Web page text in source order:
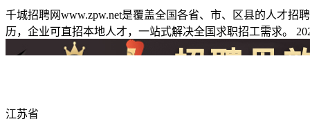
千城招聘网www.zpw.net是覆盖全国各省、市、区县的人才
历，企业可直招本地人才，一站式解决全国求职招工需求。
江苏省